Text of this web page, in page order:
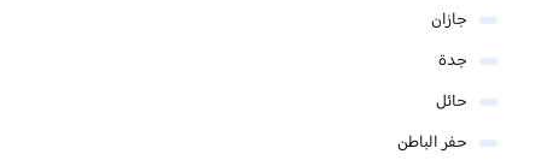
جازان
جدة
حائل
حفر الباطن